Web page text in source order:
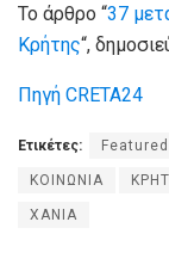
Το άρθρο “37
Κρήτης“,
Πηγή CRETA24
Ετικέτες:
ΚΟΙΝΩΝΙΑ
ΧΑΝΙΑ